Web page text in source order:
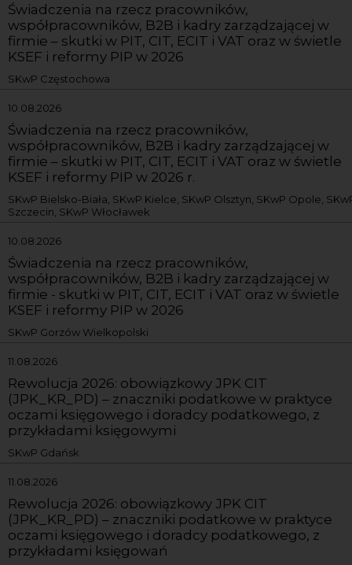
Świadczenia na rzecz pracowników,
współpracowników, B2B i kadry zarządzającej w
firmie – skutki w PIT, CIT, ECIT i VAT oraz w świetle
KSEF i reformy PIP w 2026
SKwP Częstochowa
10.08.2026
Świadczenia na rzecz pracowników,
współpracowników, B2B i kadry zarządzającej w
firmie – skutki w PIT, CIT, ECIT i VAT oraz w świetle
KSEF i reformy PIP w 2026 r.
SKwP Bielsko-Biała, SKwP Kielce, SKwP Olsztyn, SKwP Opole,
Szczecin, SKwP Włocławek
10.08.2026
Świadczenia na rzecz pracowników,
współpracowników, B2B i kadry zarządzającej w
firmie - skutki w PIT, CIT, ECIT i VAT oraz w świetle
KSEF i reformy PIP w 2026
SKwP Gorzów Wielkopolski
11.08.2026
Rewolucja 2026: obowiązkowy JPK CIT
(JPK_KR_PD) – znaczniki podatkowe w praktyce
oczami księgowego i doradcy podatkowego, z
przykładami księgowymi
SKwP Gdańsk
11.08.2026
Rewolucja 2026: obowiązkowy JPK CIT
(JPK_KR_PD) – znaczniki podatkowe w praktyce
oczami księgowego i doradcy podatkowego, z
przykładami księgowań